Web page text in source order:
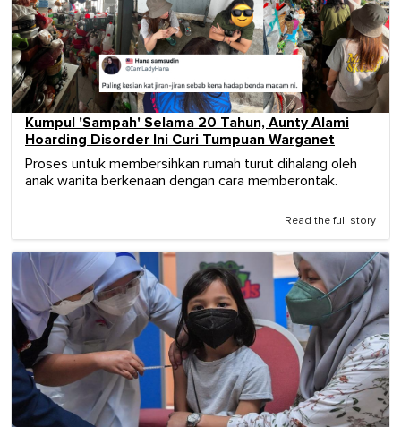
Kumpul 'Sampah' Selama 20 Tahun, Aunty Alami
Hoarding Disorder Ini Curi Tumpuan Warganet
Proses untuk membersihkan rumah turut dihalang oleh
anak wanita berkenaan dengan cara memberontak.
Read the full story